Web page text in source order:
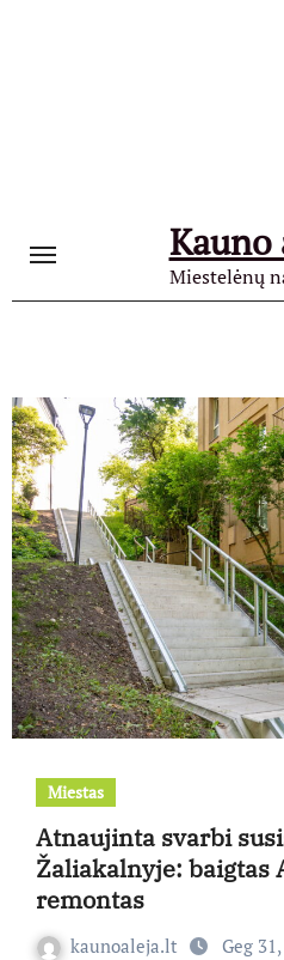
Kauno
Miestelėnų
Miestas
Atnaujinta svarbi
Žaliakalnyje: baigtas
remontas
kaunoaleja.lt Geg